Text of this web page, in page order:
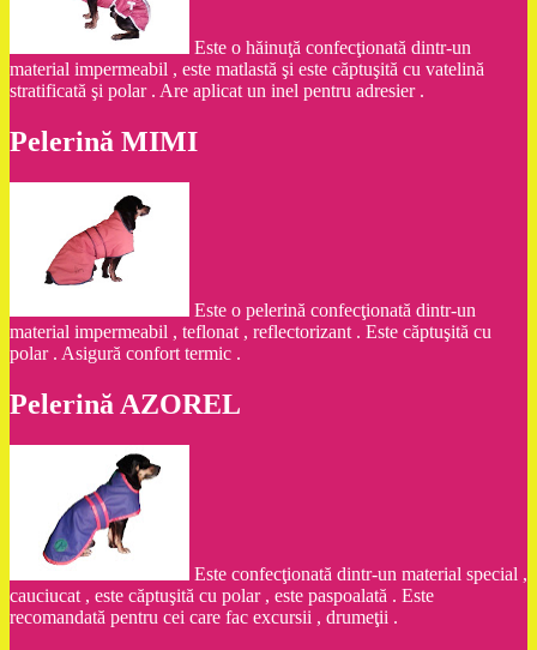
Este o hăinuţă confecţionată dintr-un
material impermeabil , este matlastă şi este căptuşită cu vatelină
stratificată şi polar . Are aplicat un inel pentru adresier .
Pelerină MIMI
Este o pelerină confecţionată dintr-un
material impermeabil , teflonat , reflectorizant . Este căptuşită cu
polar . Asigură confort termic .
Pelerină AZOREL
Este confecţionată dintr-un material special ,
cauciucat , este căptuşită cu polar , este paspoalată . Este
recomandată pentru cei care fac excursii , drumeţii .